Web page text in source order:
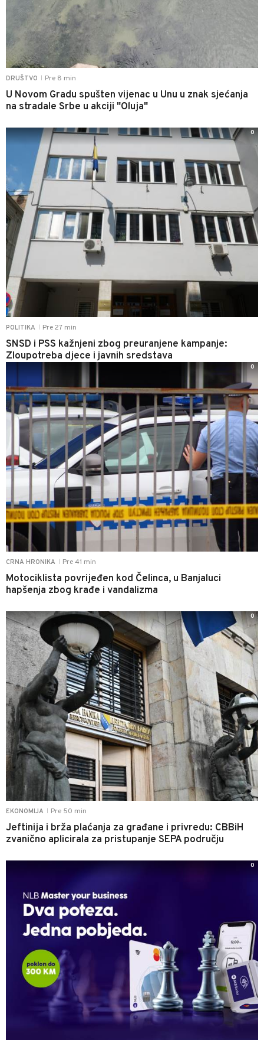
DRUŠTVO Pre 8 min
U Novom Gradu spušten vijenac u Unu u znak sjećanja
na stradale Srbe u akciji "Oluja"
POLITIKA Pre 27 min
SNSD i PSS kažnjeni zbog preuranjene kampanje:
Zloupotreba djece i javnih sredstava
0
CRNA HRONIKA Pre 41 min
Motociklista povrijeđen kod Čelinca, u Banjaluci
hapšenja zbog krađe i vandalizma
0
EKONOMIJA Pre 50 min
Jeftinija i brža plaćanja za građane i privredu: CBBiH
zvanično aplicirala za pristupanje SEPA području
0
0